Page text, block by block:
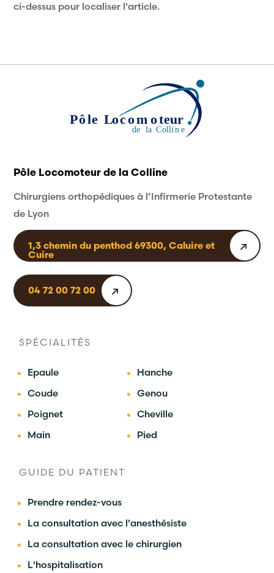
ci-dessus pour localiser l'article.
Pôle Locomoteur de la Colline
Chirurgiens orthopédiques à l’Infirmerie Protestante
de Lyon
1,3 chemin du penthod 69300, Caluire et
Cuire
04 72 00 72 00
SPÉCIALITÉS
Epaule
Hanche
Coude
Genou
Poignet
Cheville
Main
Pied
GUIDE DU PATIENT
Prendre rendez-vous
La consultation avec l'anesthésiste
La consultation avec le chirurgien
L'hospitalisation